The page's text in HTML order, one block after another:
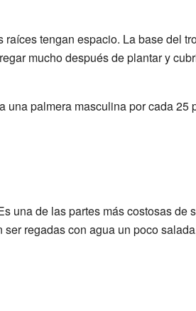
tengan espacio. La base del
mucho después de plantar y
palmera masculina por cada 25
una de las partes más costosas de
regadas con agua un poco